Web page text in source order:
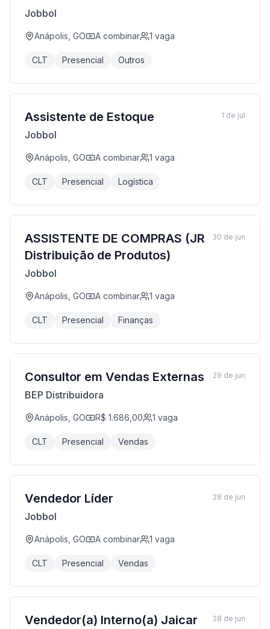
Jobbol
Anápolis, GO A combinar 1 vaga
CLT Presencial Outros
Assistente de Estoque
Jobbol
Anápolis, GO A combinar 1 vaga
CLT Presencial Logística
1 de jul
ASSISTENTE DE COMPRAS (JR
Distribuição de Produtos)
Jobbol
Anápolis, GO A combinar 1 vaga
CLT Presencial Finanças
30 de jun
Consultor em Vendas Externas
BEP Distribuidora
Anápolis, GO R$ 1.686,00 1 vaga
CLT Presencial Vendas
29 de jun
Vendedor Líder
Jobbol
Anápolis, GO A combinar 1 vaga
CLT Presencial Vendas
28 de jun
Vendedor(a) Interno(a) Jaicar
28 de jun